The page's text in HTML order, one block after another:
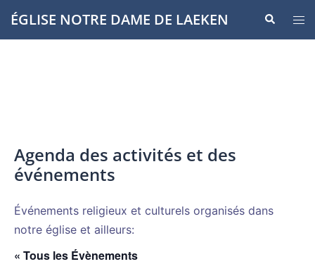
Aller
auÉGLISE NOTRE DAME DE LAEKEN
le
Agenda des activités et des
événements
Événements religieux et culturels organisés dans
notre église et ailleurs:
« Tous les Évènements